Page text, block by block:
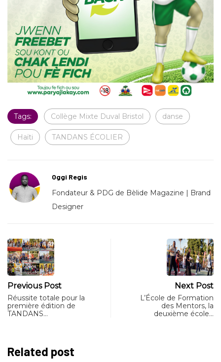
Tags: Collège Mixte Duval Bristol danse
Haïti TANDANS ÉCOLIER
Oggi Regis
Fondateur & PDG de Bèlide Magazine | Brand
Designer
Previous Post
Réussite totale pour la
première édition de
TANDANS…
Next Post
L’École de Formation
des Mentors, la
deuxième école…
Related post